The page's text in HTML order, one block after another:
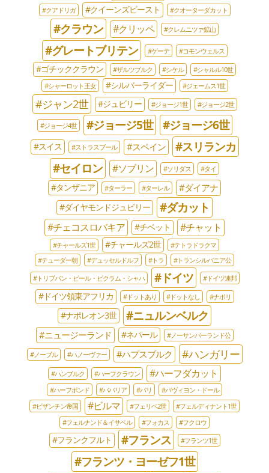
#クアドリガ #クイーンズビースト #クオーターダカット
#クラウン #クリッペ #クレムニツァ鉱山
#グレートブリテン #ゲーテ #コモンウェルス
#ゴチッククラウン #ザルツブルク #シケル
#シャルル10世
#シャーロット王女
#シルバーライダー #ジェームス1世
#ジャン2世 #ジュビリー #ジョージ1世 #ジョージ2世
#ジョージ4世 #ジョージ5世 #ジョージ6世
#スイス #ストラスブール #スペイン
#スリランカ
#セイロン
#ソブリン #ソリダス #タイ
#タンザニア #ターラー #ターレル #ダイアナ
#ダイヤモンドジュビリー #ダカット
#チェコスロバキア #チベット #チャット
#チャールズ1世 #チャールズ2世
#テトラドラクマ
#テューダー朝
#デュッセルドルフ #トラ
#トランシルバニア公
#トリブバン・ビール・ビクラム・シャハ
#ドイツ #ドイツ連邦
#ドイツ領東アフリカ #ドットあり #ドットなし #ナポリ
#ナポレオン3世 #ニュルンベルク
#ニュージーランド #ネパール #ノーサンバーランド公
#ノーブル #ハノーヴァー #ハプスブルク #ハンガリー
#ハンブルク #ハーフクラウン #ハーフダカット
#ハーフポンド #ババリア #パリ
#パヴィヨン・ドール
#ビザンチン帝国
#ビルマ #フェリペ2世
#フェルディナント1世
#フェルナンド＆イサベル
#フォカス #フクロウ
#フランクフルト #フランス #フランツ1世
#フランツ・ヨーゼフ1世